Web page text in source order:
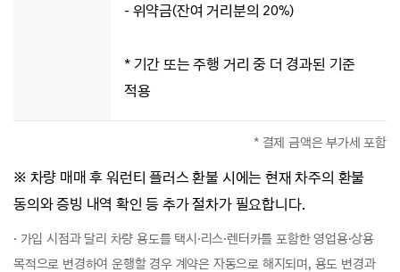
- 위약금(잔여 거리분의 20%)
* 기간 또는 주행 거리 중 더 경과된 기준
적용
* 결제 금액은 부가세 포함
※ 차량 매매 후 워런티 플러스 환불 시에는 현재 차주의 환불
동의와 증빙 내역 확인 등 추가 절차가 필요합니다.
· 가입 시점과 달리 차량 용도를 택시·리스·렌터카를 포함한 영업용·상용
목적으로 변경하여 운행할 경우 계약은 자동으로 해지되며, 용도 변경과